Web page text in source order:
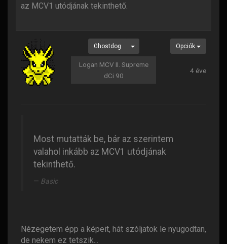
az MCV1 utódjának tekinthető.
Ghostdog
Logan MCV II. Supreme
dCi 90
Opciók
4 éve
Most mutatták be, bár az szerintem
valahol inkább az MCV1 utódjának
tekinthető.
Basic
Nézegetem épp a képeit, hát szóljatok le nyugodtan,
de nekem ez tetszik...